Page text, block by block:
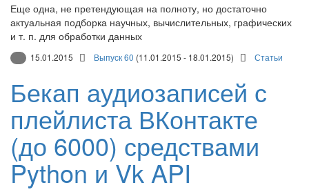
Еще одна, не претендующая на полноту, но достаточно
актуальная подборка научных, вычислительных, графических
и т. п. для обработки данных
15.01.2015 Выпуск 60 (11.01.2015 - 18.01.2015) Статьи
Бекап аудиозаписей с
плейлиста ВКонтакте
(до 6000) средствами
Python и Vk API